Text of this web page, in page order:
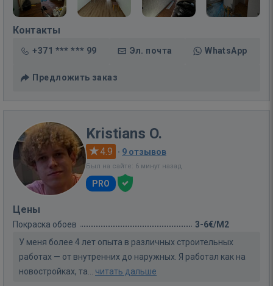
Контакты
+371 *** *** 99 Эл. почта WhatsApp
Предложить заказ
Kristians O.
4.9 · 9 отзывов
Был на сайте: 6 минут назад
PRO
Цены
Покраска обоев
3-6€/M2
У меня более 4 лет опыта в различных строительных
работах — от внутренних до наружных. Я работал как на
новостройках, та... читать дальше